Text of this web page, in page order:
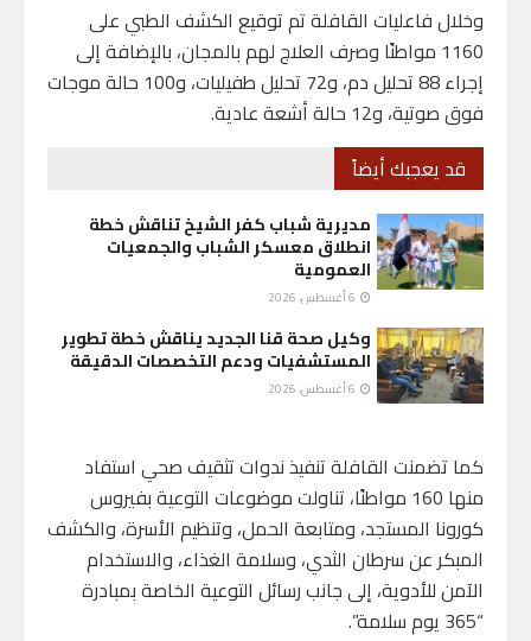
وخلال فاعليات القافلة تم توقيع الكشف الطبي على
1160 مواطنًا وصرف العلاج لهم بالمجان، بالإضافة إلى
إجراء 88 تحليل دم، و72 تحليل طفيليات، و100 حالة موجات
فوق صوتية، و12 حالة أشعة عادية.
قد يعجبك أيضاً
مديرية شباب كفر الشيخ تناقش خطة
انطلاق معسكر الشباب والجمعيات
العمومية
وكيل صحة قنا الجديد يناقش خطة تطوير
المستشفيات ودعم التخصصات الدقيقة
كما تضمنت القافلة تنفيذ ندوات تثقيف صحي استفاد
منها 160 مواطنًا، تناولت موضوعات التوعية بفيروس
كورونا المستجد، ومتابعة الحمل، وتنظيم الأسرة، والكشف
المبكر عن سرطان الثدي، وسلامة الغذاء، والاستخدام
الآمن للأدوية، إلى جانب رسائل التوعية الخاصة بمبادرة
“365 يوم سلامة”.